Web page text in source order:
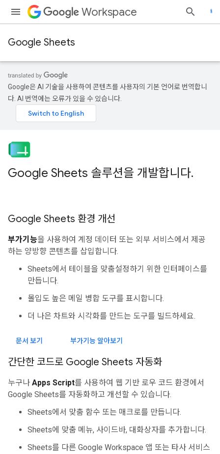
Workspace
Google Sheets
Google은 AI 기술을 사용하여 콘텐츠를 사용자의 기본 언어로 번역합니
다. AI 번역에는 오류가 있을 수 있습니다.
Google Sheets 솔루션을 개발합니다.
Google Sheets 환경 개선
부가기능을 사용하여 계정 데이터 또는 외부 서비스에서 제공
하는 양방향 콘텐츠를 삽입합니다.
Sheets에서 테이블을 맞춤설정하기 위한 인터페이스를
만듭니다.
몰입도 높은 메일 병합 도구를 표시합니다.
더 나은 차트와 시각화를 만드는 도구를 빌드하세요.
문서 보기 부가기능 알아보기
간단한 코드로 Google Sheets 자동화
누구나 Apps Script를 사용하여 웹 기반 로우 코드 환경에서
Google Sheets를 자동화하고 개선할 수 있습니다.
Sheets에서 맞춤 함수 또는 매크로를 만듭니다.
Sheets에 맞춤 메뉴, 사이드바, 대화상자를 추가합니다.
Sheets를 다른 Google Workspace 앱 또는 타사 서비스